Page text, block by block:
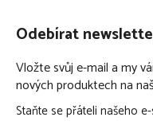
odklápěcí hrazda pro
Hluboká korba v bodech:
Odebírat
Vložte svůj e-mail a my
nových produktech na
Staňte se přáteli našeho